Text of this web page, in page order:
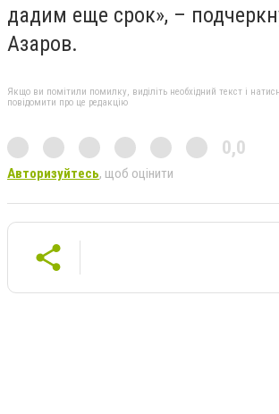
дадим еще срок», –
Азаров.
Якщо ви помітили помилку, виділіть необхідний текст і
повідомити про це редакцію
0,0
Авторизуйтесь, щоб оцінити